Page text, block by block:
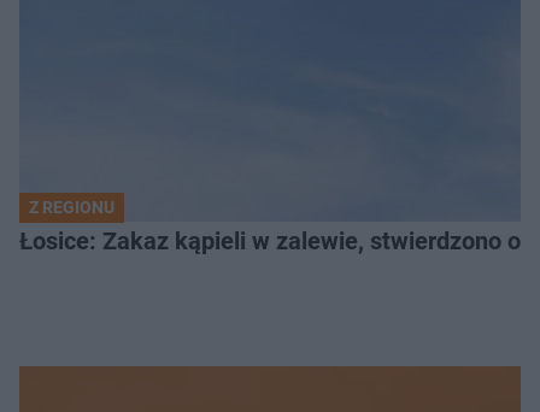
Z REGIONU
Łosice: Zakaz kąpieli w zalewie, stwierdzono